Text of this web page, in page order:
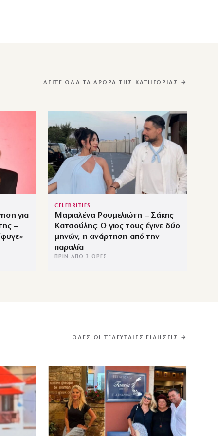
ΔΕΊΤΕ ΌΛΑ ΤΑ ΆΡΘΡΑ ΤΗΣ ΚΑΤΗΓΟΡΊΑΣ →
για
–
CELEBRITIES
Μαριαλένα Ρουμελιώτη – Σάκης
Κατσούλης: Ο γιος τους έγινε δύο
μηνών, η ανάρτηση από την
παραλία
ΠΡΙΝ ΑΠΌ 3 ΏΡΕΣ
ΌΛΕΣ ΟΙ ΤΕΛΕΥΤΑΊΕΣ ΕΙΔΉΣΕΙΣ →